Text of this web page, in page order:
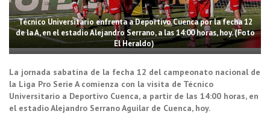
Técnico Universitario enfrenta a Deportivo Cuenca por la fecha 12
de la A, en el estadio Alejandro Serrano, a las 14:00 horas, hoy. (Foto
El Heraldo)
La jornada sabatina de la fecha 12 del campeonato nacional de
la Liga Pro Serie A comienza con la visita de Técnico
Universitario a Deportivo Cuenca, a partir de las 14:00 horas, en
el estadio Alejandro Serrano Aguilar de Cuenca, hoy.